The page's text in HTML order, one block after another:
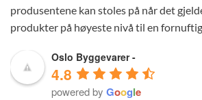
produsentene kan stoles på når det
produkter på høyeste nivå til en
Oslo Byggevarer -
4.8
powered by Google